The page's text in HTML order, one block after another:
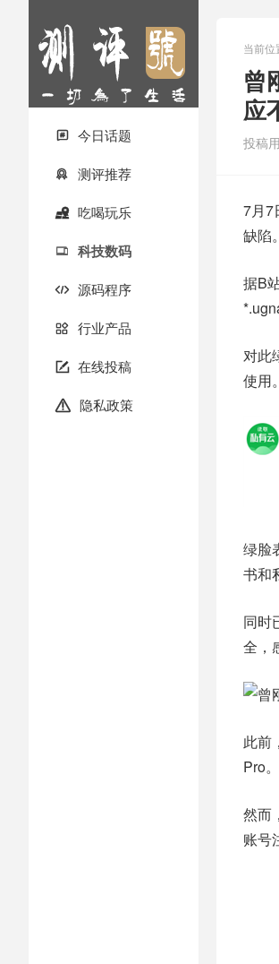
 今日话题
 测评推荐
 吃喝玩乐
 科技数码
 源码程序
 行业产品
 在线投稿
 隐私政策
当前位
曾
应
投稿
7月7
缺陷。
据B
对此
使用。
绿脸
书和
同时
全，
此前
Pro。
然而
账号